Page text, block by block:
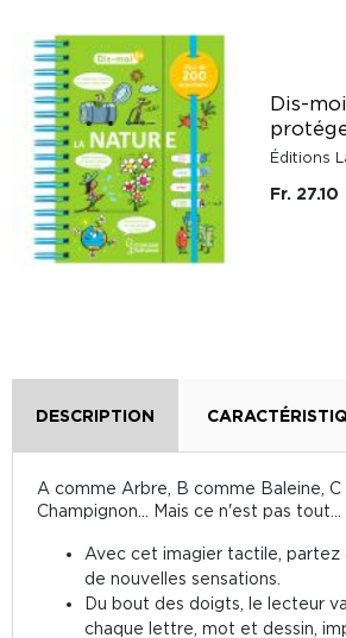
Dis-
Éditions
Fr. 27.10
DESCRIPTION
A comme Arbre, B comme Baleine, C
Champignon... Mais ce n'est pas tout...
Avec cet imagier tactile, partez
de nouvelles sensations.
Du bout des doigts, le lecteur
chaque lettre, mot et dessin,